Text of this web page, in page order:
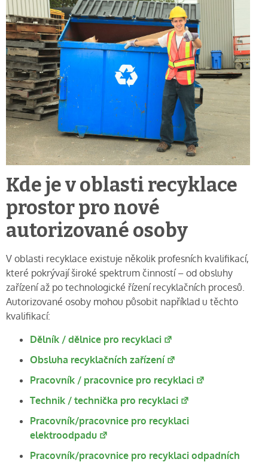
Kde je v oblasti recyklace
prostor pro nové
autorizované osoby
V oblasti recyklace existuje několik profesních kvalifikací,
které pokrývají široké spektrum činností – od obsluhy
zařízení až po technologické řízení recyklačních procesů.
Autorizované osoby mohou působit například u těchto
kvalifikací:
Dělník / dělnice pro recyklaci
Obsluha recyklačních zařízení
Pracovník / pracovnice pro recyklaci
Technik / technička pro recyklaci
Pracovník/pracovnice pro recyklaci
elektroodpadu
Pracovník/pracovnice pro recyklaci odpadních